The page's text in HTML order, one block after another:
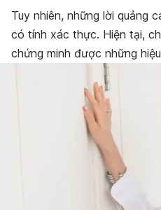
Tuy nhiên, những lời quảng
có tính xác thực. Hiện tại,
chứng minh được những